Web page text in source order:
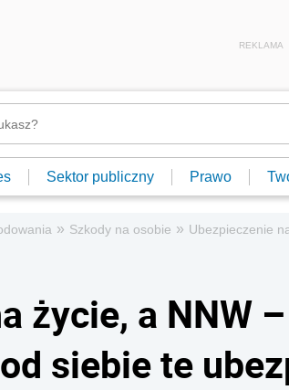
REKLAMA
Sektor publiczny Prawo
» Szkody na osobie » Ubezpieczenie
życie, a NNW
siebie te